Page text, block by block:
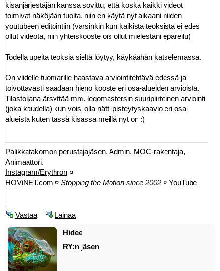
kisanjärjestäjän kanssa sovittu, että koska kaikki videot
toimivat näköjään tuolta, niin en käytä nyt aikaani niiden
youtubeen editointiin (varsinkin kun kaikista teoksista ei edes
ollut videota, niin yhteiskooste ois ollut mielestäni epäreilu)
Todella upeita teoksia sieltä löytyy, käykäähän katselemassa.
On viidelle tuomarille haastava arviointitehtävä edessä ja
toivottavasti saadaan hieno kooste eri osa-alueiden arvioista.
Tilastoijana ärsyttää mm. legomastersin suuripiirteinen arviointi
(joka kaudella) kun voisi olla nätti pisteytyskaavio eri osa-
alueista kuten tässä kisassa meillä nyt on :)
Palikkatakomon perustajajäsen, Admin, MOC-rakentaja,
Animaattori.
Instagram/Erythron ¤
HOViNET.com ¤ Stopping the Motion since 2002 ¤ YouTube
Vastaa Lainaa
Hidee
RY:n jäsen